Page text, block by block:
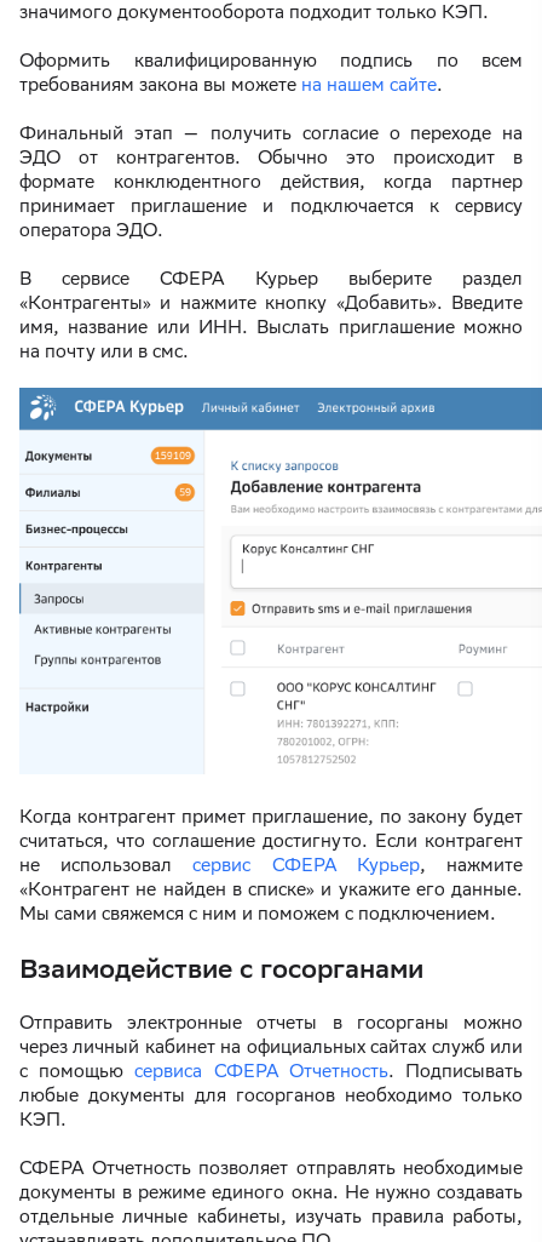
значимого документооборота подходит только КЭП.
Оформить квалифицированную подпись по всем
требованиям закона вы можете на нашем сайте.
Финальный этап — получить согласие о переходе на
ЭДО от контрагентов. Обычно это происходит в
формате конклюдентного действия, когда партнер
принимает приглашение и подключается к сервису
оператора ЭДО.
В сервисе СФЕРА Курьер выберите раздел
«Контрагенты» и нажмите кнопку «Добавить». Введите
имя, название или ИНН. Выслать приглашение можно
на почту или в смс.
Когда контрагент примет приглашение, по закону будет
считаться, что соглашение достигнуто. Если контрагент
не использовалсервис СФЕРА Курьер, нажмите
«Контрагент не найден в списке» и укажите его данные.
Мы сами свяжемся с ним и поможем с подключением.
Взаимодействие с госорганами
Отправить электронные отчеты в госорганы можно
через личный кабинет на официальных сайтах служб или
с помощьюсервиса СФЕРА Отчетность. Подписывать
любые документы для госорганов необходимо только
КЭП.
СФЕРА Отчетность позволяет отправлять необходимые
документы в режиме единого окна. Не нужно создавать
отдельные личные кабинеты, изучать правила работы,